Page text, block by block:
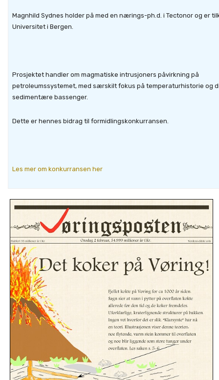
Magnhild Sydnes holder på med en nærings-ph.d. i Tectonor og er
Universitet i Bergen.
Prosjektet handler om magmatiske intrusjoners påvirkning på
petroleumssystemet, med særskilt fokus på temperaturhistorie og
sedimentære bassenger.
Dette er hennes bidrag til formidlingskonkurransen.
Les mer om konkurransen her